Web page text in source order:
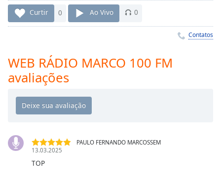
liveLIVE
Remaining
Time-
1x
Rate
Chapters
Chapters
Descriptions
descriptions
,
Curtir 0 Ao Vivo 0
Contatos
WEB RÁDIO MARCO 100 FM
avaliações
PAULO FERNANDO MARCOSSEM
13.03.2025
TOP